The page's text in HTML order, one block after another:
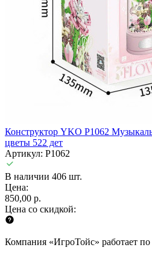
Конструктор YKO P1062
цветы 522 дет
Артикул: P1062
В наличии 406 шт.
Цена:
850,00 р.
Цена со скидкой:
Компания «ИгроТойс» работает по